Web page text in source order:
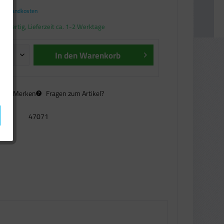
Lieferzeit ca. 1-2 Werktage
In denWarenkorb
Merken Fragen zum Artikel?
47071